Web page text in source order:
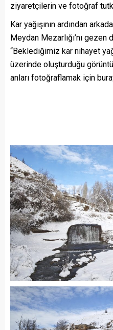
ziyaretçilerin ve fotoğraf
Kar yağışının ardından
Meydan Mezarlığı’nı
“Beklediğimiz kar nihayet
üzerinde oluşturduğu
anları fotoğraflamak için